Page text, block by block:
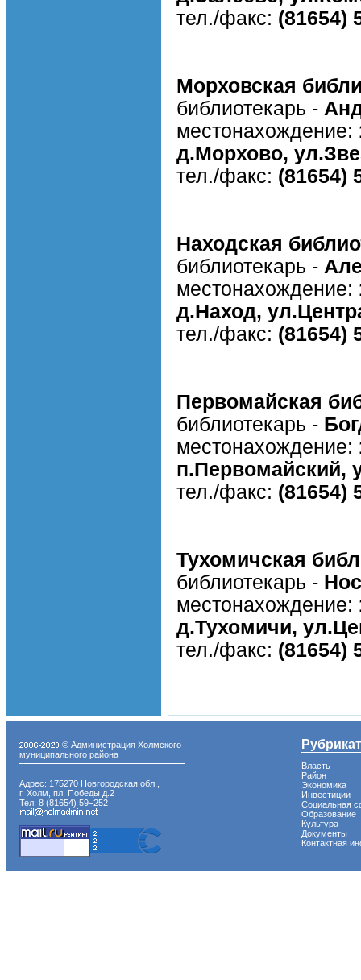
тел./факс: (81654)
Морховская
библиотекарь -
местонахождение:
д.Морхово,
тел./факс: (81654)
Находская
библиотекарь -
местонахождение:
д.Наход,
тел./факс: (81654)
Первомайская
библиотекарь -
местонахождение:
п.Первомайский,
тел./факс: (81654)
Тухомичская
библиотекарь -
местонахождение:
д.Тухомичи,
тел./факс: (81654)
© Администрация Холмского
муниципального района
Адрес: 175270 Новгородская обл.,
г. Холм, пл. Победы д.2
Тел: 8 (81654) 59−252
Власть
Район
Экономика
Инвестиции
Социальная
Образование
Культура
Документы
Контактная